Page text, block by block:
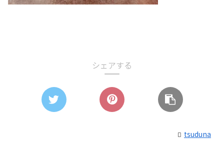
シェアする
tsuduna